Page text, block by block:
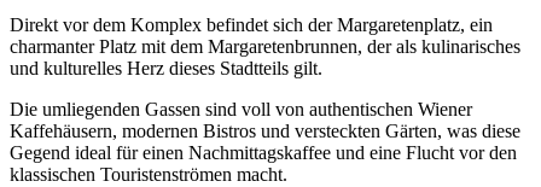
Direkt vor dem Komplex befindet sich der Margaretenplatz, ein
charmanter Platz mit dem Margaretenbrunnen, der als kulinarisches
und kulturelles Herz dieses Stadtteils gilt.
Die umliegenden Gassen sind voll von authentischen Wiener
Kaffehäusern, modernen Bistros und versteckten Gärten, was diese
Gegend ideal für einen Nachmittagskaffee und eine Flucht vor den
klassischen Touristenströmen macht.